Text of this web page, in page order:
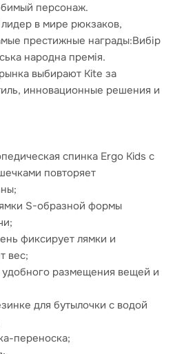
персонаж.
в мире рюкзаков,
престижные награды:Вибір
народна премія.
выбирают Kite за
инновационные решения и
спинка Ergo Kids с
повторяет
S-образной формы
фиксирует лямки и
вес;
удобного размещения вещей и
для бутылочки с водой
переноска;